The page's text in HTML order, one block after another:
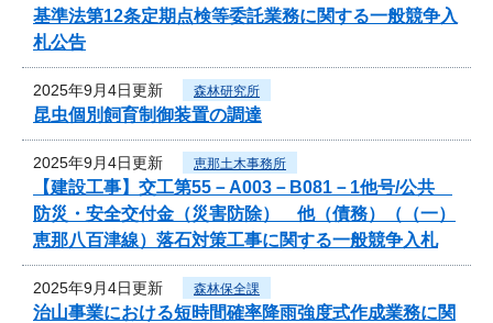
基準法第12条定期点検等委託業務に関する一般競争入
札公告
2025年9月4日更新 森林研究所
昆虫個別飼育制御装置の調達
2025年9月4日更新 恵那土木事務所
【建設工事】交工第55－A003－B081－1他号/公共
防災・安全交付金（災害防除） 他（債務）（（一）
恵那八百津線）落石対策工事に関する一般競争入札
2025年9月4日更新 森林保全課
治山事業における短時間確率降雨強度式作成業務に関